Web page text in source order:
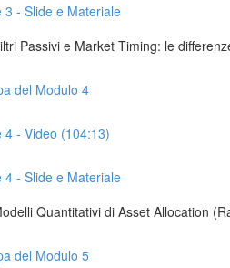
3 - Slide e Materiale
Passivi e Market Timing: le
del Modulo 4
4 - Video (104:13)
4 - Slide e Materiale
Quantitativi di Asset Allocation
del Modulo 5